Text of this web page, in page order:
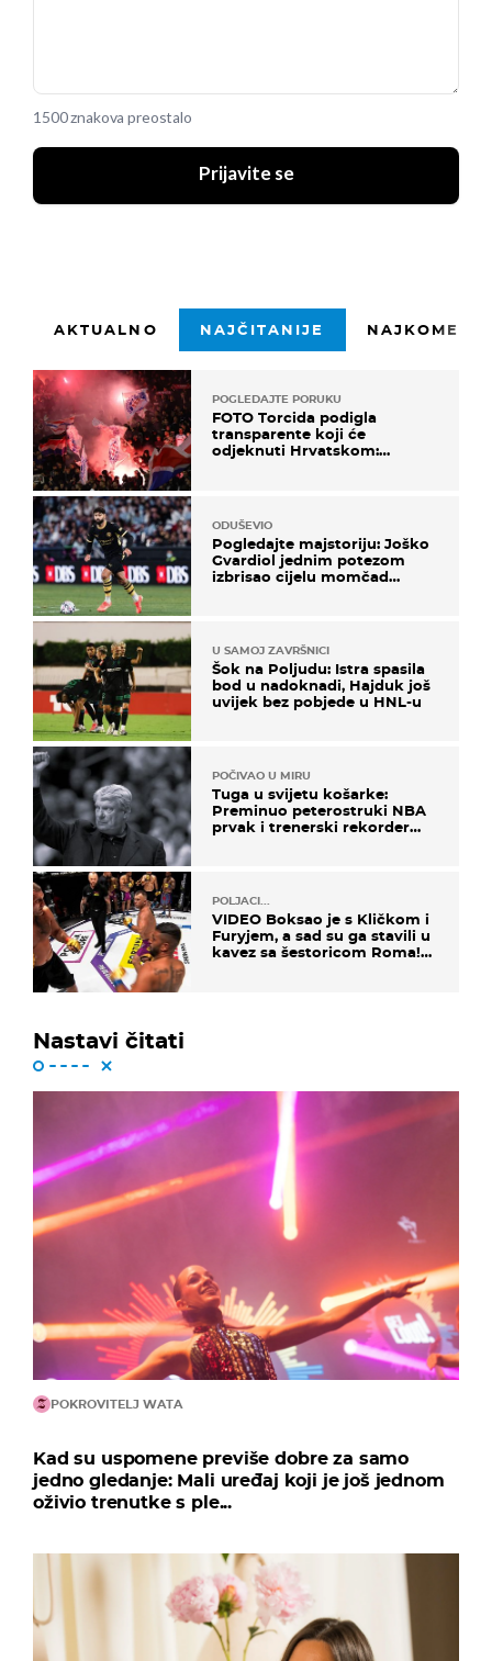
1500 znakova preostalo
Prijavite se
AKTUALNO NAJČITANIJE
POGLEDAJTE PORUKU
FOTO Torcida podigla
transparente koji će
odjeknuti Hrvatskom:
ODUŠEVIO
Pogledajte majstoriju: Joško
Gvardiol jednim potezom
izbrisao cijelu momčad
U SAMOJ ZAVRŠNICI
Šok na Poljudu: Istra spasila
bod u nadoknadi, Hajduk još
uvijek bez pobjede u HNL-u
POČIVAO U MIRU
Tuga u svijetu košarke:
Preminuo peterostruki NBA
prvak i trenerski rekorder
POLJACI...
VIDEO Boksao je s Kličkom i
Furyjem, a sad su ga stavili u
kavez sa šestoricom Roma!
Nastavi čitati
POKROVITELJ WATA
Kad su uspomene previše dobre za samo
jedno gledanje: Mali uređaj koji je još jednom
oživio trenutke s ple...